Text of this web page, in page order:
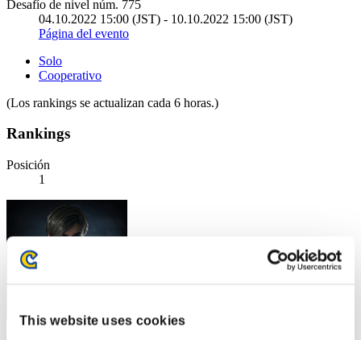
This website uses cookies
Desafío de nivel núm. 775
04.10.2022 15:00 (JST) - 10.10.2022 15:00 (JST)
Página del evento
Solo
Cooperativo
(Los rankings se actualizan cada 6 horas.)
Rankings
Posición
1